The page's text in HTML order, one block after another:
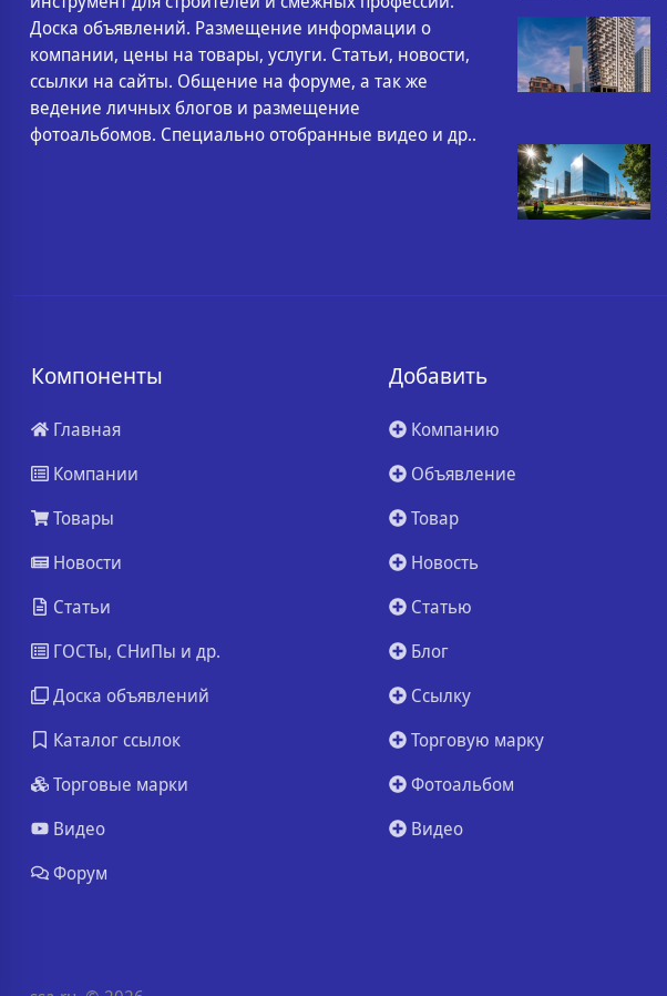
Доска объявлений. Размещение информации о
компании, цены на товары, услуги. Статьи, новости,
ссылки на сайты. Общение на форуме, а так же
ведение личных блогов и размещение
фотоальбомов. Специально отобранные видео и др..
Компоненты
Главная
Компании
Товары
Новости
Статьи
ГОСТы, СНиПы и др.
Доска объявлений
Каталог ссылок
Торговые марки
Видео
Форум
Добавить
Компанию
Объявление
Товар
Новость
Статью
Блог
Ссылку
Торговую марку
Фотоальбом
Видео